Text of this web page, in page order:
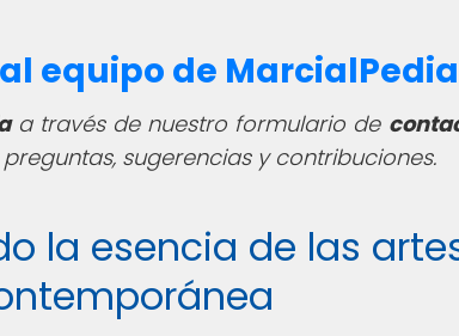
equipo de
a través de nuestro formulario de
sugerencias y contribuciones.
la esencia de las